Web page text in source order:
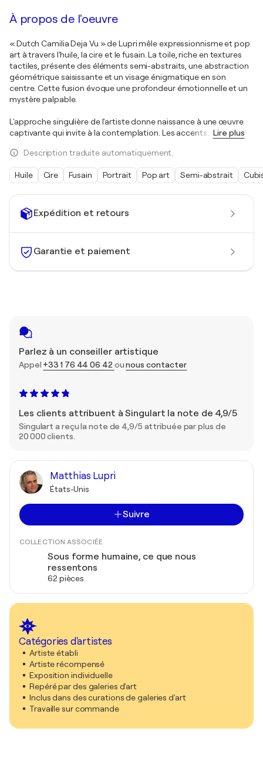
Expédition et retours
Garantie et paiement
Parlez à un conseiller artistique
Appel +33 1 76 44 06 42 ounous contacter
Les clients attribuent à Singulart la note de 4,9/5
Singulart a reçu la note de 4,9/5 attribuée par plus de
20 000 clients.
Matthias Lupri
États-Unis
Suivre
COLLECTION ASSOCIÉE
Sous forme humaine, ce que nous
ressentons
62 pièces
Catégories d'artistes
Artiste établi
Artiste récompensé
Exposition individuelle
Repéré par des galeries d'art
Inclus dans des curations de galeries d'art
Travaille sur commande
À propos de l'oeuvre
« Dutch Camilia Deja Vu » de Lupri mêle expressionnisme et pop
art à travers l'huile, la cire et le fusain. La toile, riche en textures
tactiles, présente des éléments semi-abstraits, une abstraction
géométrique saisissante et un visage énigmatique en son
centre. Cette fusion évoque une profondeur émotionnelle et un
mystère palpable.
L'approche singulière de l'artiste donne naissance à une œuvre
captivante qui invite à la contemplation. Les accents
Lire plus
Description traduite automatiquement.
Huile Cire Fusain Portrait Pop art Semi-abstrait